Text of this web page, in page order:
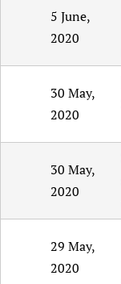
5 June,
2020
30 May,
2020
30 May,
2020
29 May,
2020